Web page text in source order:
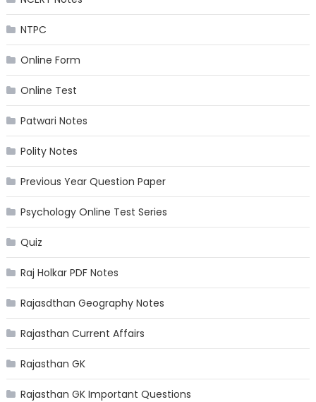
NTPC
Online Form
Online Test
Patwari Notes
Polity Notes
Previous Year Question Paper
Psychology Online Test Series
Quiz
Raj Holkar PDF Notes
Rajasdthan Geography Notes
Rajasthan Current Affairs
Rajasthan GK
Rajasthan GK Important Questions